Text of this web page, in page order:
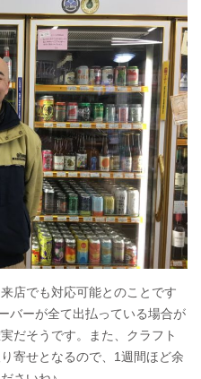
店でも対応可能とのことです
バーが全て出払っている場合が
だそうです。また、クラフト
寄せとなるので、1週間ほど余